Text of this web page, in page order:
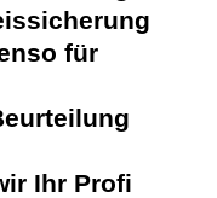
für
Ihr Profi